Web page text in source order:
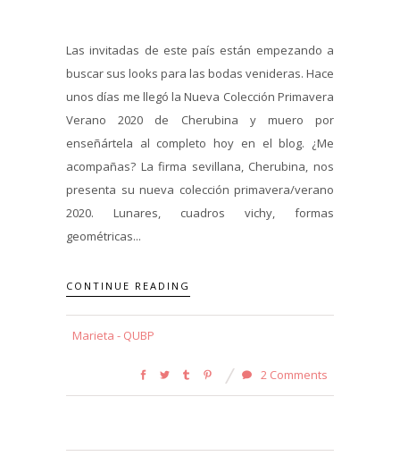
Las invitadas de este país están empezando a
buscar sus looks para las bodas venideras. Hace
unos días me llegó la Nueva Colección Primavera
Verano 2020 de Cherubina y muero por
enseñártela al completo hoy en el blog. ¿Me
acompañas? La firma sevillana, Cherubina, nos
presenta su nueva colección primavera/verano
2020. Lunares, cuadros vichy, formas
geométricas...
CONTINUE READING
Marieta - QUBP
2 Comments